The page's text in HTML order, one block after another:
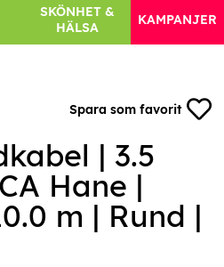
SKÖNHET &
HÄLSA
KAMPANJER
Spara som favorit
| 3.5
Hane |
m | Rund |